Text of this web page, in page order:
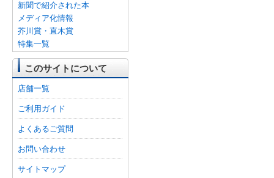
新聞で紹介された本
メディア化情報
芥川賞・直木賞
特集一覧
このサイトについて
店舗一覧
ご利用ガイド
よくあるご質問
お問い合わせ
サイトマップ